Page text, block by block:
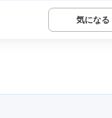
気になる